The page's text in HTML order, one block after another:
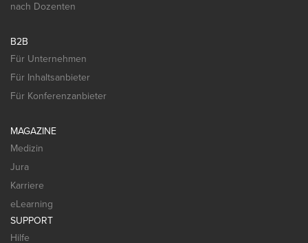
nach Dozenten
B2B
Für Unternehmen
Für Inhaltsanbieter
Für Konferenzanbieter
MAGAZINE
Medizin
Jura
Karriere
eLearning
SUPPORT
Hilfe